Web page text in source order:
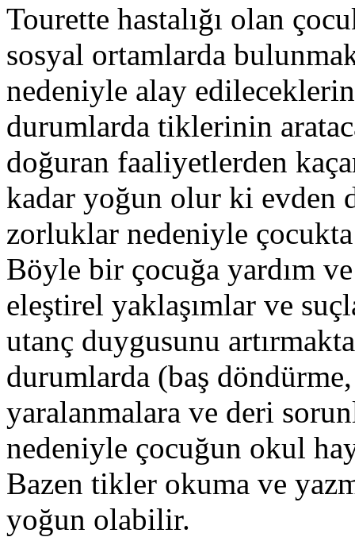
Tourette hastalığı olan
sosyal ortamlarda
nedeniyle alay
durumlarda tiklerinin
doğuran faaliyetlerden
kadar yoğun olur ki evden
zorluklar nedeniyle
Böyle bir çocuğa yardım ve
eleştirel yaklaşımlar ve
utanç duygusunu
durumlarda (baş
yaralanmalara ve deri
nedeniyle çocuğun okul
Bazen tikler okuma ve
yoğun olabilir.